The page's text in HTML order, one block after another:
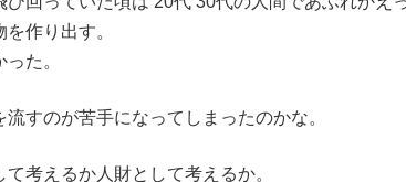
作り出す。
た。
流すのが苦手になってしまったのかな。
て考えるか人財として考えるか。